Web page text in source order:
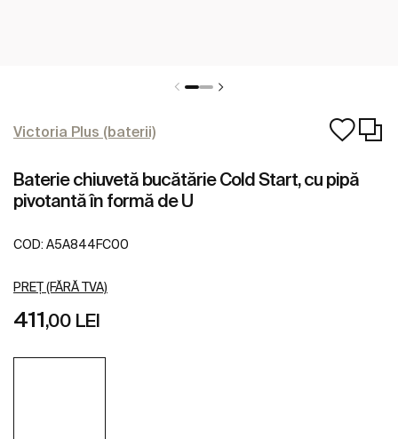
Victoria Plus (baterii)
Baterie chiuvetă bucătărie Cold Start, cu pipă
pivotantă în formă de U
COD: A5A844FC00
PREȚ (FĂRĂ TVA)
411,00 LEI